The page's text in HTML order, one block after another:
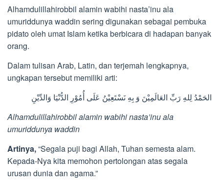
Alhamdulillahirobbil alamin wabihi nasta’inu ala
umuriddunya waddin sering digunakan sebagai pembuka
pidato oleh umat Islam ketika berbicara di hadapan banyak
orang.
Dalam tulisan Arab, Latin, dan terjemah lengkapnya,
ungkapan tersebut memiliki arti:
الحَمْدُ لِلهِ رَبِّ العَالَمِيْنَ وَ بِهِ نَسْتَعِيْنُ عَلَى أُمُوْرِ الدُّنْيَا وَالدِّيْنِ
Alhamdulillahirobbil alamin wabihi nasta’inu ala
umuriddunya waddin
Artinya,“Segala puji bagi Allah, Tuhan semesta alam.
Kepada-Nya kita memohon pertolongan atas segala
urusan dunia dan agama.”